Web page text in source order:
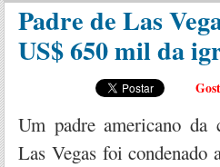
Padre de Las
US$ 650 mil da
Um padre americano da
Las Vegas foi condenado